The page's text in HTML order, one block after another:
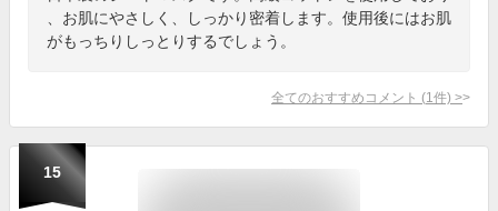
、お肌にやさしく、しっかり密着します。使用後にはお肌
がもっちりしっとりするでしょう。
全てのおすすめコメント (1 件) >
15